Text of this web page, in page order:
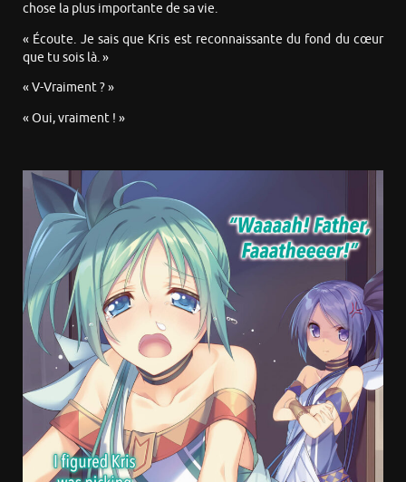
chose la plus importante de sa vie.
« Écoute. Je sais que Kris est reconnaissante du fond du cœur
que tu sois là. »
« V-Vraiment ? »
« Oui, vraiment ! »